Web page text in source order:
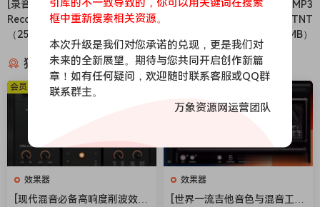
[录音机] GiliSoft Audio
Recorder Pro 13.6 [WiN]
（258MB）
[万能转换MP3工具] All to MP3
Audio Converter 3.3.6-TNT
[MacOSX]（83MB）
猜你喜欢
效果器
[现代混音必备高响度削波效果
会员免费
效果器
[世界一流吉他音色与混音工具
框中重新搜索相关资源。
本次升级是我们对您承诺的兑现，更是我们对
未来的全新展望。期待与您共同开启创作新篇
章！如有任何疑问，欢迎随时联系客服或QQ群
联系群主。
万象资源网运营团队